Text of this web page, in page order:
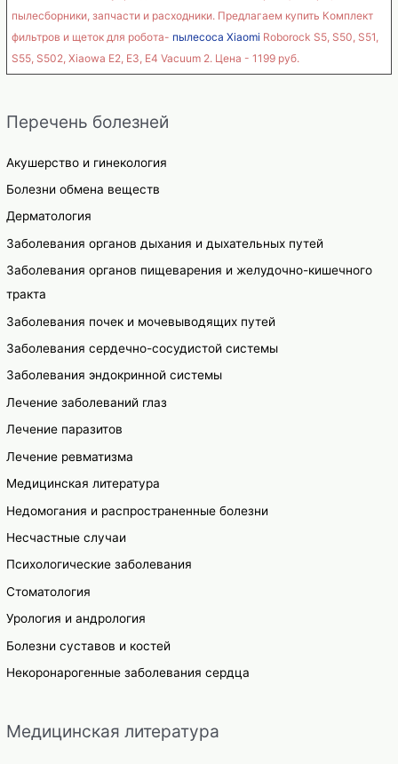
пылесборники, запчасти и расходники. Предлагаем купить Комплект
фильтров и щеток для робота- пылесоса Xiaomi Roborock S5, S50, S51,
S55, S502, Xiaowa E2, E3, E4 Vacuum 2. Цена - 1199 руб.
Перечень болезней
Акушерство и гинекология
Болезни обмена веществ
Дерматология
Заболевания органов дыхания и дыхательных путей
Заболевания органов пищеварения и желудочно-кишечного
тракта
Заболевания почек и мочевыводящих путей
Заболевания сердечно-сосудистой системы
Заболевания эндокринной системы
Лечение заболеваний глаз
Лечение паразитов
Лечение ревматизма
Медицинская литература
Недомогания и распространенные болезни
Несчастные случаи
Психологические заболевания
Стоматология
Урология и андрология
Болезни суставов и костей
Некоронарогенные заболевания сердца
Медицинская литература